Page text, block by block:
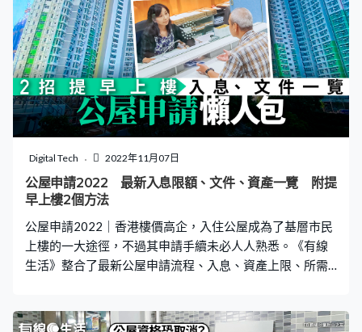
派時獲派天水圍天恩邨，因不合心意而拒絕，之後申請
「特快公屋」。近日終收到房委會的信件，獲派上水彩園
邨彩麗樓的一個250呎、2至3人單位。 她指，為了可搬近
家人附近，因此選擇特快公屋，又謂本來已預料單位會是
「吊頸屋」，實地考察後發現只是普通事故單位：「超渡
下就可以住。」她又大讚樓下商場新淨及配套齊全，而且
交通便利，「我計過時間，7分鐘行到巴士（站）、港鐵
（站）、小巴（站），真係好方便。」事主為此表示感
恩，「我哋終於畢業了，唔使日日開信箱喇」。 帖文一出
隨即引起熱議，不少網民留言恭喜事主，「恭喜晒，祝安
啲，但係真係超方便
Digital Tech 2022年11月07日
公屋申請2022 最新入息限額、文件、資產一覽 附提
早上樓2個方法
公屋申請2022｜香港樓價高企，入住公屋成為了基層市民
上樓的一大途徑，不過其申請手續未必人人熟悉。《有線
生活》整合了最新公屋申請流程、入息、資產上限、所需
入息及資產淨值限額5. 兩大方法提早上樓6. 查看編配進度